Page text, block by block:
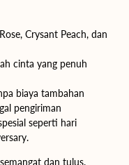
Crysant Peach, dan
cinta yang penuh
biaya tambahan
pengiriman
seperti hari
dan tulus.